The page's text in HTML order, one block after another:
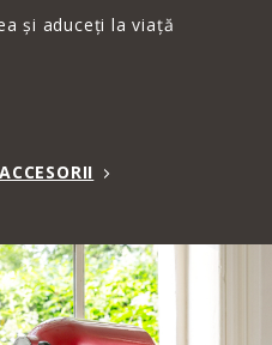
și aduceți la viață